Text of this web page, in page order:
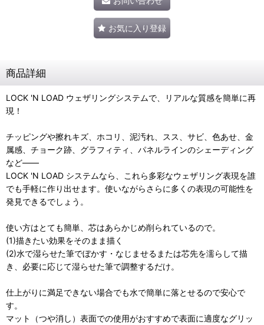
お気に入り登録
商品詳細
LOCK 'N LOAD ウェザリングシステムで、リアルな質感を簡単に再
現！
チッピングや擦れキズ、ホコリ、泥汚れ、スス、サビ、色あせ、金
属感、チョーク跡、グラフィティ、パネルラインのシェーディング
など――
LOCK 'N LOAD システムなら、これら多彩なウェザリング表現を誰
でも手軽に作り出せます。使いながらさらに多くの表現の可能性を
発見できるでしょう。
使い方はとても簡単、芯はあらかじめ削られているので。
(1)描きたい効果をそのまま描く
(2)水で湿らせた筆でぼかす・なじませるまたは芯先を濡らして描
き、必要に応じて湿らせた筆で調整するだけ。
仕上がりに満足できない場合でも水で簡単に落とせるので安心で
す。
マット（つや消し）表面での使用がおすすめで表面に適度なグリッ